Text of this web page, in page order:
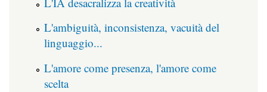
L'ambiguità, inconsistenza, vacuità del
linguaggio...
L'amore come presenza, l'amore come
scelta